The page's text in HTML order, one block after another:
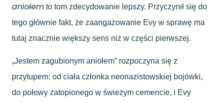
aniołem to tom zdecydowanie lepszy. Przyczynił się do
tego głównie fakt, że zaangażowanie Evy w sprawę ma
tutaj znacznie większy sens niż w części pierwszej.
„Jestem zagubionym aniołem” rozpoczyna się z
przytupem: od ciała członka neonazistowskiej bojówki,
do połowy zatopionego w świeżym cemencie, i Evy